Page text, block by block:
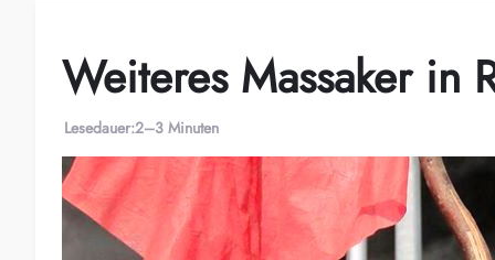
Weiteres Massaker in
Lesedauer:2–3 Minuten